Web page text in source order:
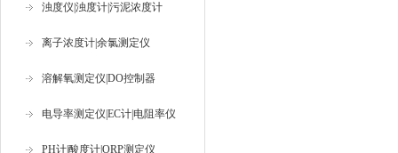
浊度仪|浊度计|污泥浓度计
离子浓度计|余氯测定仪
溶解氧测定仪|DO控制器
电导率测定仪|EC计|电阻率仪
PH计|酸度计|ORP测定仪